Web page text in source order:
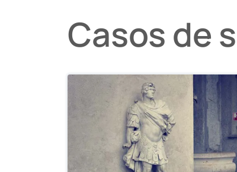
Casos de